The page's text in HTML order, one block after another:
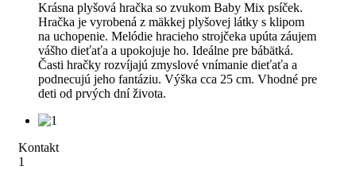
Krásna plyšová hračka so zvukom Baby Mix psíček.
Hračka je vyrobená z mäkkej plyšovej látky s klipom
na uchopenie. Melódie hracieho strojčeka upúta záujem
vášho dieťaťa a upokojuje ho. Ideálne pre bábätká.
Časti hračky rozvíjajú zmyslové vnímanie dieťaťa a
podnecujú jeho fantáziu. Výška cca 25 cm. Vhodné pre
deti od prvých dní života.
Kontakt
1